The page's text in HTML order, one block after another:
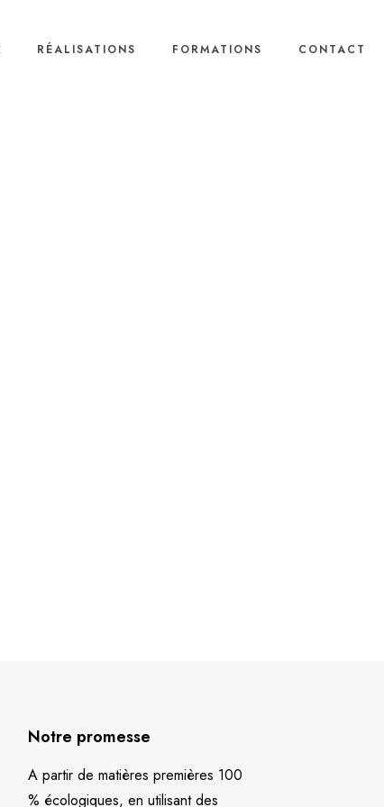
RÉALISATIONS FORMATIONS CONTACT
Notre promesse
A partir de matières premières 100
% écologiques, en utilisant des